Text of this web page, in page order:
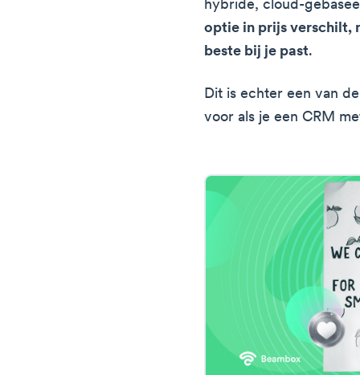
hybride, cloud-
optie in prijs verschilt,
beste bij je past.
Dit is echter een van
voor als je een CRM